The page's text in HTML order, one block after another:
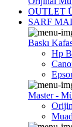
OUTLET
SARF
Baskı
Hp
Master -